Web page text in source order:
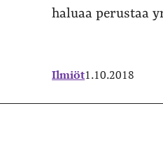
haluaa perustaa
Ilmiöt1.10.2018